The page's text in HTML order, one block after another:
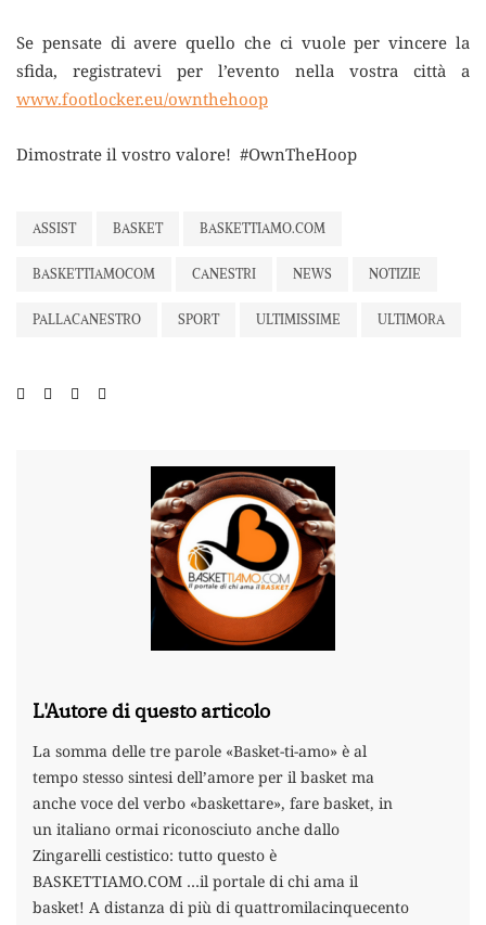
Se pensate di avere quello che ci vuole per vincere la
sfida, registratevi per l’evento nella vostra città a
www.footlocker.eu/ownthehoop
Dimostrate il vostro valore! #OwnTheHoop
ASSIST BASKET BASKETTIAMO.COM
BASKETTIAMOCOM CANESTRI NEWS NOTIZIE
PALLACANESTRO SPORT ULTIMISSIME ULTIMORA
L'Autore di questo articolo
La somma delle tre parole «Basket-ti-amo» è al
tempo stesso sintesi dell’amore per il basket ma
anche voce del verbo «baskettare», fare basket, in
un italiano ormai riconosciuto anche dallo
Zingarelli cestistico: tutto questo è
BASKETTIAMO.COM …il portale di chi ama il
basket! A distanza di più di quattromilacinquecento